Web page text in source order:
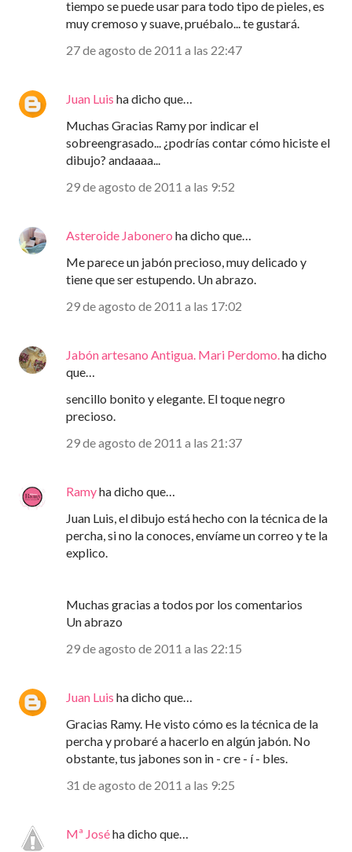
tiempo se puede usar para todo tipo de pieles, es
muy cremoso y suave, pruébalo... te gustará.
27 de agosto de 2011 a las 22:47
Juan Luis ha dicho que…
Muchas Gracias Ramy por indicar el
sobreengrasado... ¿podrías contar cómo hiciste el
dibujo? andaaaa...
29 de agosto de 2011 a las 9:52
Asteroide Jabonero ha dicho que…
Me parece un jabón precioso, muy delicado y
tiene que ser estupendo. Un abrazo.
29 de agosto de 2011 a las 17:02
Jabón artesano Antigua. Mari Perdomo.ha dicho
que…
sencillo bonito y elegante. El toque negro
precioso.
29 de agosto de 2011 a las 21:37
Ramyha dicho que…
Juan Luis, el dibujo está hecho con la técnica de la
percha, si no la conoces, envíame un correo y te la
explico.
Muchas gracias a todos por los comentarios
Un abrazo
29 de agosto de 2011 a las 22:15
Juan Luis ha dicho que…
Gracias Ramy. He visto cómo es la técnica de la
percha y probaré a hacerlo en algún jabón. No
obstante, tus jabones son in - cre - í - bles.
31 de agosto de 2011 a las 9:25
Mª Joséha dicho que…